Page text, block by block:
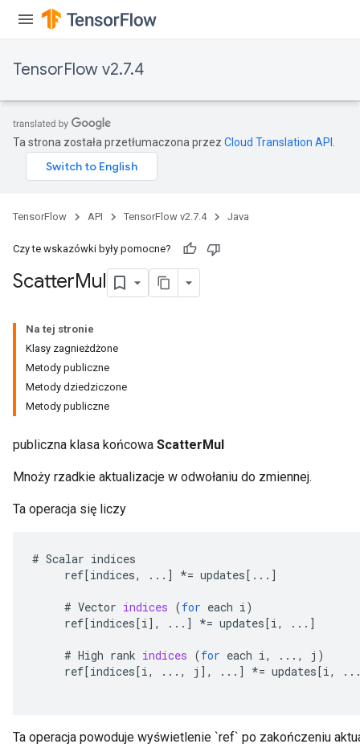
TensorFlow v2.7.4
Ta strona została przetłumaczona przez Cloud Translation API
TensorFlow API TensorFlow v2.7.4 Java
Czy te wskazówki były pomocne?
ScatterMul
Na tej stronie
Klasy zagnieżdżone
Metody publiczne
Metody dziedziczone
Metody publiczne
publiczna klasa końcowa ScatterMul
Mnoży rzadkie aktualizacje w odwołaniu do zmiennej.
Ta operacja się liczy
# Scalar indices
ref[indices, ... ] *= updates[ ... ]
# Vector indices (for each i)
ref[indices[i] , ... ] *= updates[i, ... ]
# High rank indices (for each i, ..., j )
ref[indices[i, ..., j ] , ... ] *= updates[i,
Ta operacja powoduje wyświetlenie `ref` po zakończeniu